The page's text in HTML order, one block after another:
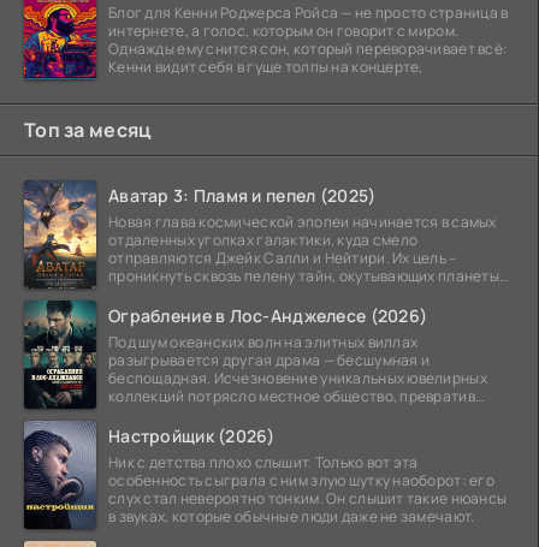
Блог для Кенни Роджерса Ройса — не просто страница в
интернете, а голос, которым он говорит с миром.
Однажды ему снится сон, который переворачивает всё:
Кенни видит себя в гуще толпы на концерте,
Топ за месяц
Аватар 3: Пламя и пепел (2025)
Новая глава космической эпопеи начинается в самых
отдаленных уголках галактики, куда смело
отправляются Джейк Салли и Нейтири. Их цель –
проникнуть сквозь пелену тайн, окутывающих планеты
Ограбление в Лос-Анджелесе (2026)
Под шум океанских волн на элитных виллах
разыгрывается другая драма — бесшумная и
беспощадная. Исчезновение уникальных ювелирных
коллекций потрясло местное общество, превратив
Настройщик (2026)
Ник с детства плохо слышит. Только вот эта
особенность сыграла с ним злую шутку наоборот: его
слух стал невероятно тонким. Он слышит такие нюансы
в звуках, которые обычные люди даже не замечают.